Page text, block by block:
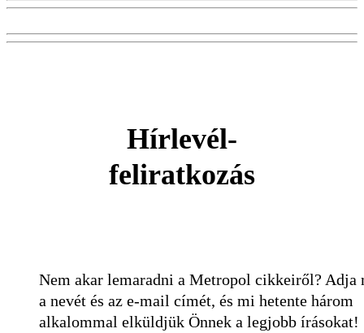
Hírlevél-
feliratkozás
Nem akar lemaradni a Metropol cikkeiről? Adja
a nevét és az e-mail címét, és mi hetente három
alkalommal elküldjük Önnek a legjobb írásokat!